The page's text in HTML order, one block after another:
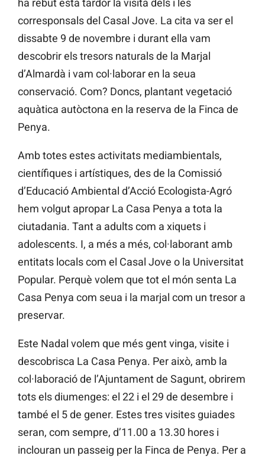
corresponsals del Casal Jove. La cita va ser el
dissabte 9 de novembre i durant ella vam
descobrir els tresors naturals de la Marjal
d’Almardà i vam col·laborar en la seua
conservació. Com? Doncs, plantant vegetació
aquàtica autòctona en la reserva de la Finca de
Penya.
Amb totes estes activitats mediambientals,
científiques i artístiques, des de la Comissió
d’Educació Ambiental d’Acció Ecologista-Agró
hem volgut apropar La Casa Penya a tota la
ciutadania. Tant a adults com a xiquets i
adolescents. I, a més a més, col·laborant amb
entitats locals com el Casal Jove o la Universitat
Popular. Perquè volem que tot el món senta La
Casa Penya com seua i la marjal com un tresor a
preservar.
Este Nadal volem que més gent vinga, visite i
descobrisca La Casa Penya. Per això, amb la
col·laboració de l’Ajuntament de Sagunt, obrirem
tots els diumenges: el 22 i el 29 de desembre i
també el 5 de gener. Estes tres visites guiades
seran, com sempre, d’11.00 a 13.30 hores i
inclouran un passeig per la Finca de Penya. Per a